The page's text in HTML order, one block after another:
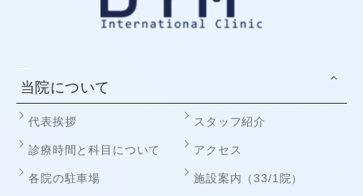
当院について
代表挨拶 スタッフ紹介
診療時間と科目について アクセス
各院の駐車場 施設案内（33/1院）